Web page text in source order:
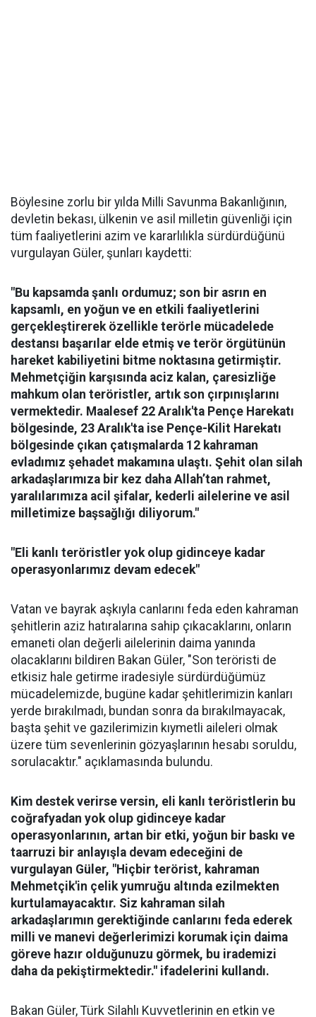
Böylesine zorlu bir yılda Milli Savunma Bakanlığının,
devletin bekası, ülkenin ve asil milletin güvenliği için
tüm faaliyetlerini azim ve kararlılıkla sürdürdüğünü
vurgulayan Güler, şunları kaydetti:
"Bu kapsamda şanlı ordumuz; son bir asrın en
kapsamlı, en yoğun ve en etkili faaliyetlerini
gerçekleştirerek özellikle terörle mücadelede
destansı başarılar elde etmiş ve terör örgütünün
hareket kabiliyetini bitme noktasına getirmiştir.
Mehmetçiğin karşısında aciz kalan, çaresizliğe
mahkum olan teröristler, artık son çırpınışlarını
vermektedir. Maalesef 22 Aralık'ta Pençe Harekatı
bölgesinde, 23 Aralık'ta ise Pençe-Kilit Harekatı
bölgesinde çıkan çatışmalarda 12 kahraman
evladımız şehadet makamına ulaştı. Şehit olan silah
arkadaşlarımıza bir kez daha Allah’tan rahmet,
yaralılarımıza acil şifalar, kederli ailelerine ve asil
milletimize başsağlığı diliyorum."
"Eli kanlı teröristler yok olup gidinceye kadar
operasyonlarımız devam edecek"
Vatan ve bayrak aşkıyla canlarını feda eden kahraman
şehitlerin aziz hatıralarına sahip çıkacaklarını, onların
emaneti olan değerli ailelerinin daima yanında
olacaklarını bildiren Bakan Güler, "Son teröristi de
etkisiz hale getirme iradesiyle sürdürdüğümüz
mücadelemizde, bugüne kadar şehitlerimizin kanları
yerde bırakılmadı, bundan sonra da bırakılmayacak,
başta şehit ve gazilerimizin kıymetli aileleri olmak
üzere tüm sevenlerinin gözyaşlarının hesabı soruldu,
sorulacaktır." açıklamasında bulundu.
Kim destek verirse versin, eli kanlı teröristlerin bu
coğrafyadan yok olup gidinceye kadar
operasyonlarının, artan bir etki, yoğun bir baskı ve
taarruzi bir anlayışla devam edeceğini de
vurgulayan Güler, "Hiçbir terörist, kahraman
Mehmetçik'in çelik yumruğu altında ezilmekten
kurtulamayacaktır. Siz kahraman silah
arkadaşlarımın gerektiğinde canlarını feda ederek
milli ve manevi değerlerimizi korumak için daima
göreve hazır olduğunuzu görmek, bu irademizi
daha da pekiştirmektedir." ifadelerini kullandı.
Bakan Güler, Türk Silahlı Kuvvetlerinin en etkin ve